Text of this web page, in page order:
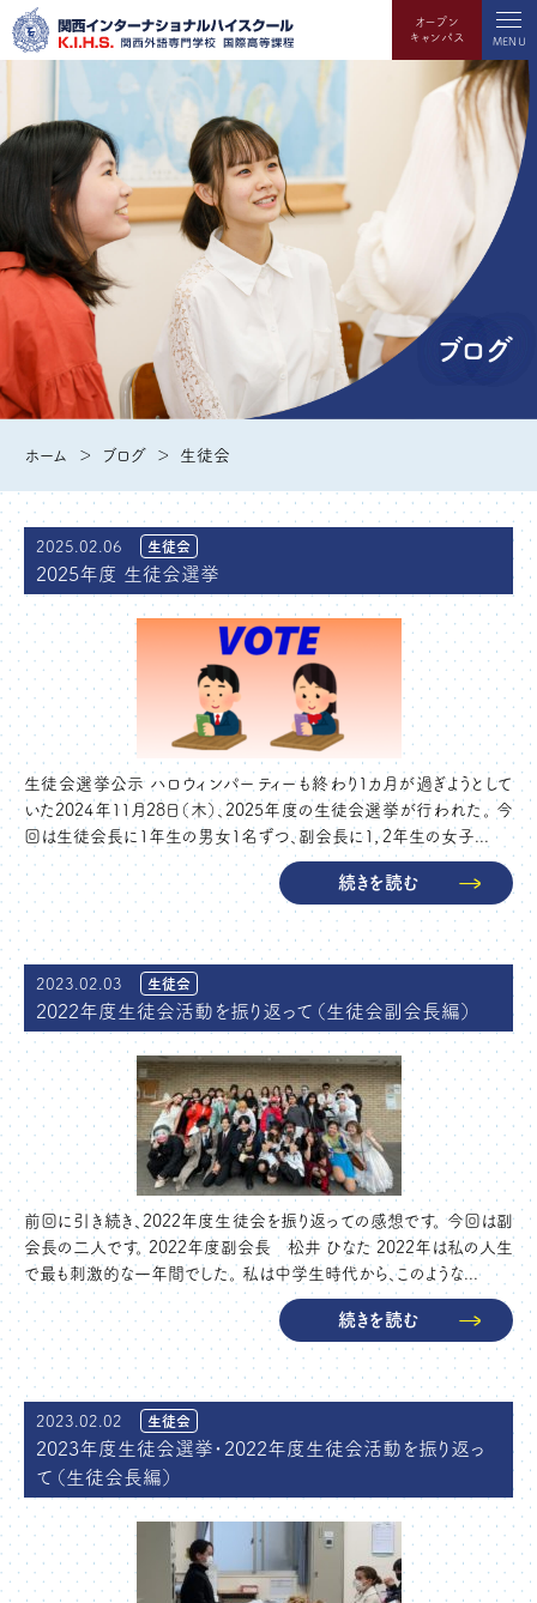
オープン
キャンパス
MENU
ブログ
ホーム ブログ 生徒会
2025.02.06 生徒会
2025年度 生徒会選挙
生徒会選挙公示 ハロウィンパーティーも終わり１カ月が過ぎようとして
いた2024年11月28日（木）、2025年度の生徒会選挙が行われた。 今
回は生徒会長に1年生の男女1名ずつ、副会長に1，2年生の女子...
続きを読む
2023.02.03 生徒会
2022年度生徒会活動を振り返って（生徒会副会長編）
前回に引き続き、2022年度生徒会を振り返っての感想です。 今回は副
会長の二人です。 2022年度副会長 松井 ひなた 2022年は私の人生
で最も刺激的な一年間でした。 私は中学生時代から、このような...
続きを読む
2023.02.02 生徒会
2023年度生徒会選挙・2022年度生徒会活動を振り返っ
て（生徒会長編）